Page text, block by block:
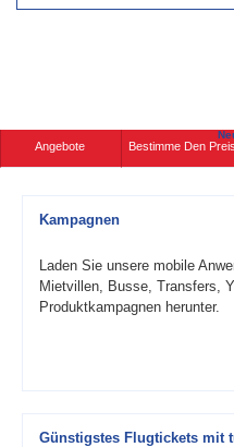
Angebote Bestimme Den Preis
Kampagnen
Laden Sie unsere mobile
Mietvillen, Busse, Transfers,
Produktkampagnen herunter.
Günstigstes Flugtickets mit